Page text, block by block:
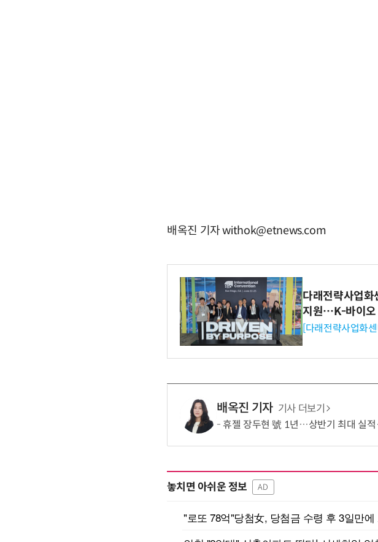
배옥진 기자 withok@etnews.com
다래전략사업
지원…K-바이오
[다래전략사업화
배옥진 기자 기사 더보기
휴젤 장두현 號 1년…상반기 최대 실적
놓치면 아쉬운 정보 AD